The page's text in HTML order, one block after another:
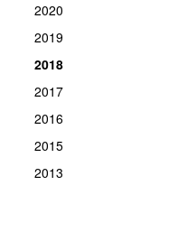
2020
2019
2018
2017
2016
2015
2013